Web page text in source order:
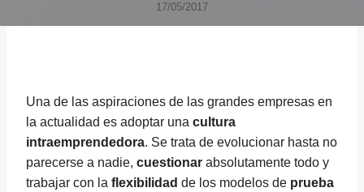
17/05/2017
Una de las aspiraciones de las grandes empresas en
la actualidad es adoptar una cultura
intraemprendedora. Se trata de evolucionar hasta no
parecerse a nadie, cuestionar absolutamente todo y
trabajar con la flexibilidad de los modelos de prueba